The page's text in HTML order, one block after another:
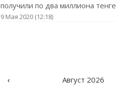
получили по два миллиона тенге
9 Мая 2020 (12:18)
‹ Август 2026